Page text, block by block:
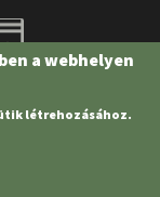
a webhelyen
létrehozásához.